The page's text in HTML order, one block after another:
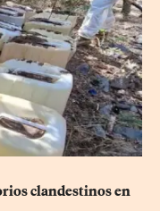
clandestinos en